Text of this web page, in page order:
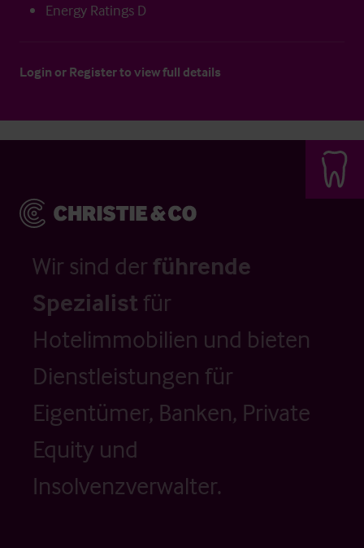
Energy Ratings D
Login or Registerto view full details
Wir sind der führende
Spezialistfür
Hotelimmobilien und bieten
Dienstleistungen für
Eigentümer, Banken, Private
Equity und
Insolvenzverwalter.